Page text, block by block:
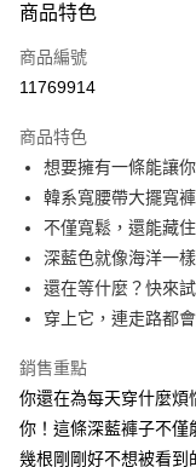
信用卡一次付款
超商取貨付款
Apple Pay
街口支付
Google Pay
大哥付你分期
相關說明
1.本服務由台灣大哥大提
2.付款方式選擇「大哥付
流程，驗證手機門號後
成交易。
3.實際核准額度、可分期
AFTEE先享後付
相關說明
【關於「AFTEE先享後付
AFTEE先享後付是「在
商品特色
商品編號
11769914
商品特色
想要擁有一條能讓
韓系寬腰帶大擺寬
不僅寬鬆，還能藏
深藍色就像海洋一
還在等什麼？快來
穿上它，連走路都
銷售重點
你還在為每天穿什麼煩
你！這條深藍褲子不僅
幾根剛剛好不想被看到